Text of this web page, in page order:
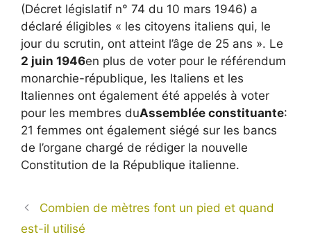
(Décret législatif n° 74 du 10 mars 1946) a
déclaré éligibles « les citoyens italiens qui, le
jour du scrutin, ont atteint l’âge de 25 ans ». Le
2 juin 1946en plus de voter pour le référendum
monarchie-république, les Italiens et les
Italiennes ont également été appelés à voter
pour les membres duAssemblée constituante:
21 femmes ont également siégé sur les bancs
de l’organe chargé de rédiger la nouvelle
Constitution de la République italienne.
Combien de mètres font un pied et quand
est-il utilisé